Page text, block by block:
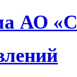
АО